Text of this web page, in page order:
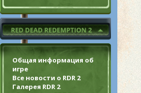
Общая информация об
игре
Все новости о RDR 2
Галерея RDR 2